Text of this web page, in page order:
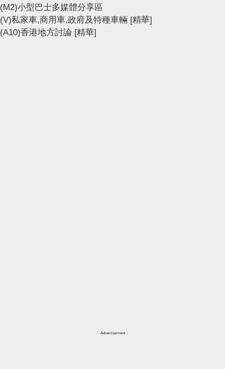
(M2)小型巴士多媒體分享區
(V)私家車,商用車,政府及特種車輛 [精華]
(A10)香港地方討論 [精華]
Advertisement